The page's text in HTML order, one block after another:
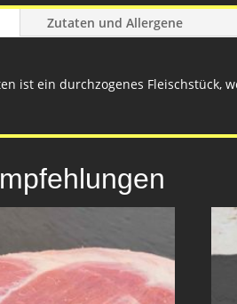
Zutaten und Allergene
ist ein durchzogenes Fleischstück,